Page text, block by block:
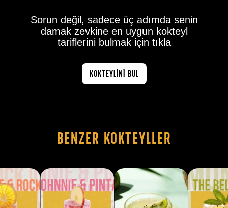
Sorun değil, sadece üç adımda senin
damak zevkine en uygun kokteyl
tariflerini bulmak için tıkla
KOKTEYLİNİ BUL
Benzer Kokteyller